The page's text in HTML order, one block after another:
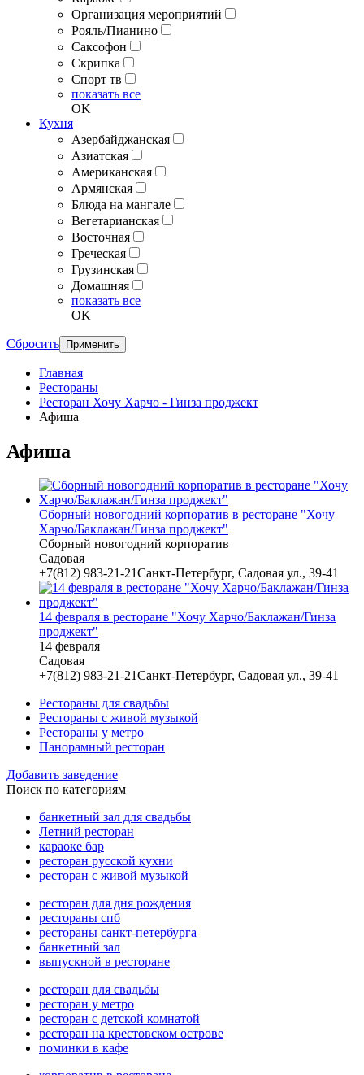
Организация мероприятий
Рояль/Пианино
Саксофон
Скрипка
Спорт тв
показать все
OK
Кухня
Азербайджанская
Азиатская
Американская
Армянская
Блюда на мангале
Вегетарианская
Восточная
Греческая
Грузинская
Домашняя
показать все
OK
Сбросить Применить
Главная
Рестораны
Ресторан Хочу Харчо - Гинза проджект
Афиша
Афиша
Сборный новогодний корпоратив в ресторане "Хочу
Харчо/Баклажан/Гинза проджект"
Сборный новогодний корпоратив
Садовая
+7(812) 983-21-21Санкт-Петербург, Садовая ул., 39-41
14 февраля в ресторане "Хочу Харчо/Баклажан/Гинза
проджект"
14 февраля
Садовая
+7(812) 983-21-21Санкт-Петербург, Садовая ул., 39-41
Рестораны для свадьбы
Рестораны с живой музыкой
Рестораны у метро
Панорамный ресторан
Добавить заведение
Поиск по категориям
банкетный зал для свадьбы
Летний ресторан
караоке бар
ресторан русской кухни
ресторан с живой музыкой
ресторан для дня рождения
рестораны спб
рестораны санкт-петербурга
банкетный зал
выпускной в ресторане
ресторан для свадьбы
ресторан у метро
ресторан с детской комнатой
ресторан на крестовском острове
поминки в кафе